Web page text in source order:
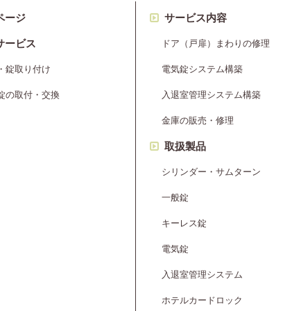
ージ
ービス
錠取り付け
の取付・交換
サービス内容
ドア（戸扉）まわりの修理
電気錠システム構築
入退室管理システム構築
金庫の販売・修理
取扱製品
シリンダー・サムターン
一般錠
キーレス錠
電気錠
入退室管理システム
ホテルカードロック